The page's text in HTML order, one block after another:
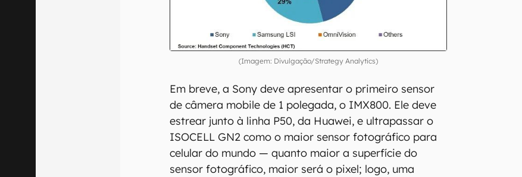
(Imagem: Divulgação/Strategy Analytics)
Em breve, a Sony deve apresentar o primeiro sensor
de câmera mobile de 1 polegada, o IMX800. Ele deve
estrear junto à linha P50, da Huawei, e ultrapassar o
ISOCELL GN2 como o maior sensor fotográfico para
celular do mundo — quanto maior a superfície do
sensor fotográfico, maior será o pixel; logo, uma